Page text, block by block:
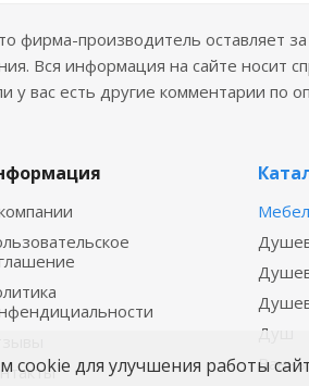
производитель оставляет
Вся информация на сайте носит
у вас есть другие комментарии по
Душ
Ванны
cookie для улучшения работы